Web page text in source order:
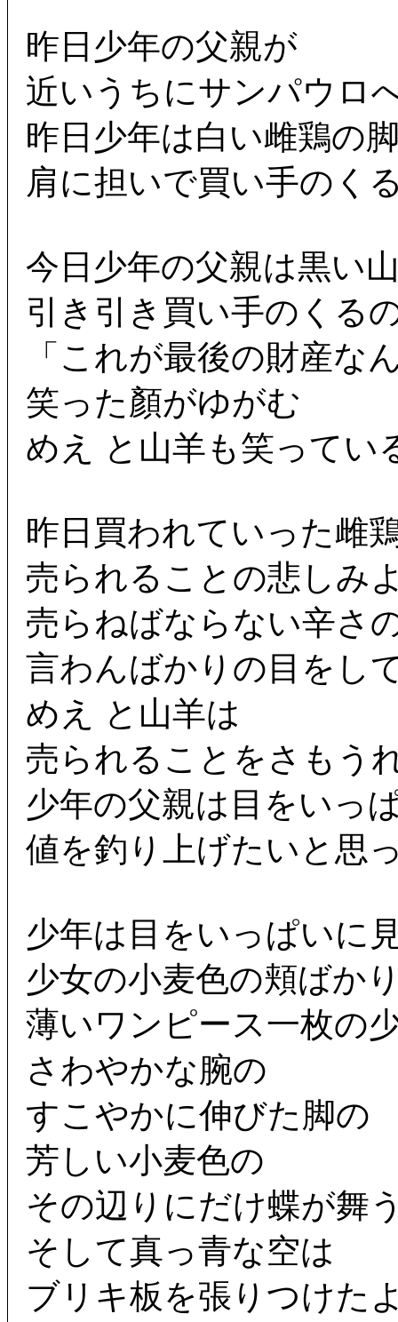
昨日少年の父親が
近いうちにサンパウロ
昨日少年は白い雌鶏の
肩に担いで買い手のく
今日少年の父親は黒い
引き引き買い手のくる
「これが最後の財産な
笑った顏がゆがむ
めえ と山羊も笑ってい
昨日買われていった雌
売られることの悲しみ
売らねばならない辛さ
言わんばかりの目をし
めえ と山羊は
売られることをさもう
少年の父親は目をいっ
値を釣り上げたいと思
少年は目をいっぱいに
少女の小麦色の頬ばか
薄いワンピース一枚の
さわやかな腕の
すこやかに伸びた脚の
芳しい小麦色の
その辺りにだけ蝶が舞
そして真っ青な空は
ブリキ板を張りつけた